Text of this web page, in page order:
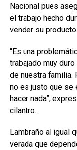
Nacional pues
el trabajo hecho
vender su producto.
“Es una
trabajado muy
de nuestra familia.
no es justo que se
hacer nada”,
cilantro.
Lambraño al igual
verada que